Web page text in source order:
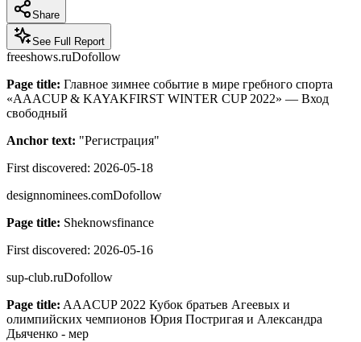
Share
See Full Report
freeshows.ruDofollow
Page title: Главное зимнее событие в мире гребного спорта
«AAACUP & KAYAKFIRST WINTER CUP 2022» — Вход
свободный
Anchor text: "Регистрация"
First discovered: 2026-05-18
designnominees.comDofollow
Page title: Sheknowsfinance
First discovered: 2026-05-16
sup-club.ruDofollow
Page title: AAACUP 2022 Кубок братьев Агеевых и
олимпийских чемпионов Юрия Постригая и Александра
Дьяченко - мер